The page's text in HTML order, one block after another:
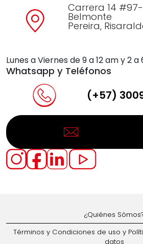
Carrera 14
Belmonte
Pereira,
Lunes a Viernes de 9 a 12 am y 2
Whatsapp y Teléfonos
(+57)
¿Quiénes
Términos y Condiciones de uso y
datos